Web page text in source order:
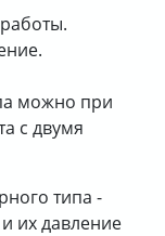
можно при
с двумя
типа -
их давление